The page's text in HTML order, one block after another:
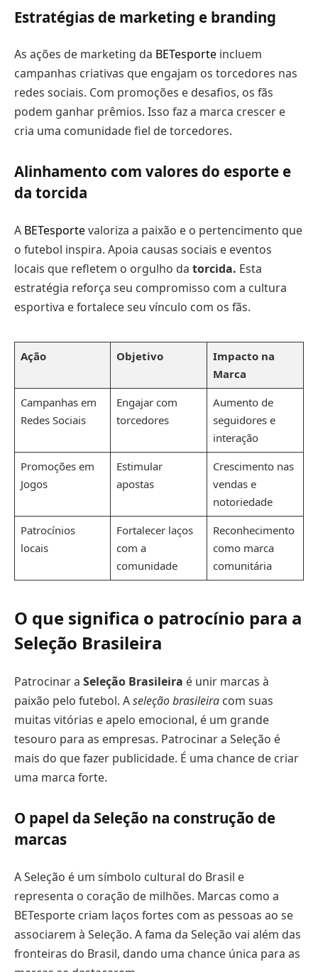
Estratégias de marketing e branding
As ações de marketing da BETesporte incluem
campanhas criativas que engajam os torcedores nas
redes sociais. Com promoções e desafios, os fãs
podem ganhar prêmios. Isso faz a marca crescer e
cria uma comunidade fiel de torcedores.
Alinhamento com valores do esporte e
da torcida
A BETesportevaloriza a paixão e o pertencimento que
o futebol inspira. Apoia causas sociais e eventos
locais que refletem o orgulho da torcida. Esta
estratégia reforça seu compromisso com a cultura
esportiva e fortalece seu vínculo com os fãs.
Ação Objetivo
Impacto na
Marca
Campanhas em
Redes Sociais
Engajar com
torcedores
Aumento de
seguidores e
interação
Promoções em
Jogos
Estimular
apostas
Crescimento nas
vendas e
notoriedade
Patrocínios
locais
Fortalecer laços
com a
comunidade
Reconhecimento
como marca
comunitária
O que significa o patrocínio para a
Seleção Brasileira
Patrocinar a Seleção Brasileira é unir marcas à
paixão pelo futebol. Aseleção brasileira com suas
muitas vitórias e apelo emocional, é um grande
tesouro para as empresas. Patrocinar a Seleção é
mais do que fazer publicidade. É uma chance de criar
uma marca forte.
O papel da Seleção na construção de
marcas
A Seleção é um símbolo cultural do Brasil e
representa o coração de milhões. Marcas como a
BETesporte criam laços fortes com as pessoas ao se
associarem à Seleção. A fama da Seleção vai além das
fronteiras do Brasil, dando uma chance única para as